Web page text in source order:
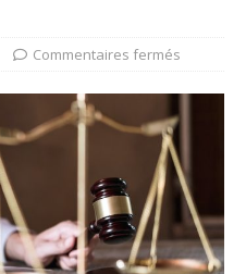
Commentaires fermés